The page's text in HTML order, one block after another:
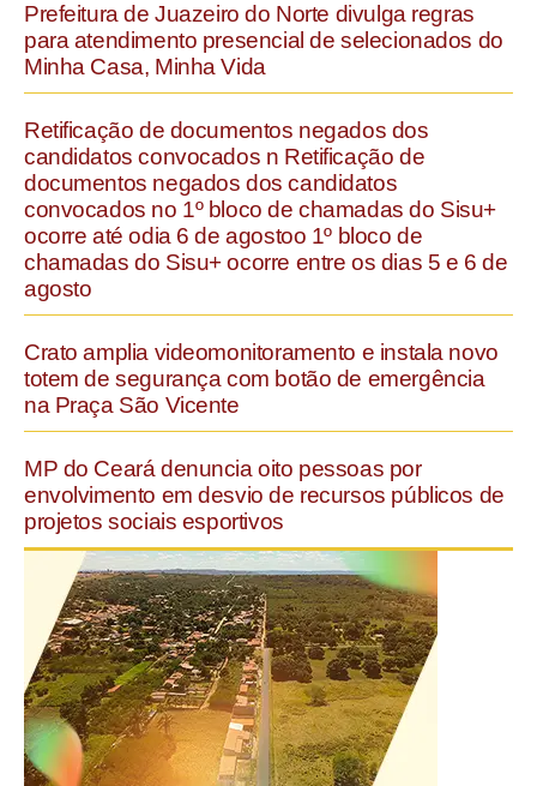
Prefeitura de Juazeiro do Norte divulga regras
para atendimento presencial de selecionados do
Minha Casa, Minha Vida
Retificação de documentos negados dos
candidatos convocados n Retificação de
documentos negados dos candidatos
convocados no 1º bloco de chamadas do Sisu+
ocorre até odia 6 de agostoo 1º bloco de
chamadas do Sisu+ ocorre entre os dias 5 e 6 de
agosto
Crato amplia videomonitoramento e instala novo
totem de segurança com botão de emergência
na Praça São Vicente
MP do Ceará denuncia oito pessoas por
envolvimento em desvio de recursos públicos de
projetos sociais esportivos